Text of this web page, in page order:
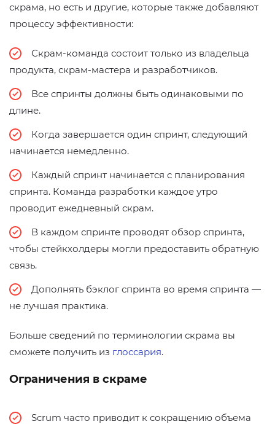
скрама, но есть и другие, которые также добавляют
процессу эффективности:
Скрам-команда состоит только из владельца
продукта, скрам-мастера и разработчиков.
Все спринты должны быть одинаковыми по
длине.
Когда завершается один спринт, следующий
начинается немедленно.
Каждый спринт начинается с планирования
спринта. Команда разработки каждое утро
проводит ежедневный скрам.
В каждом спринте проводят обзор спринта,
чтобы стейкхолдеры могли предоставить обратную
связь.
Дополнять бэклог спринта во время спринта —
не лучшая практика.
Больше сведений по терминологии скрама вы
сможете получить из глоссария.
Ограничения в скраме
Scrum часто приводит к сокращению объема